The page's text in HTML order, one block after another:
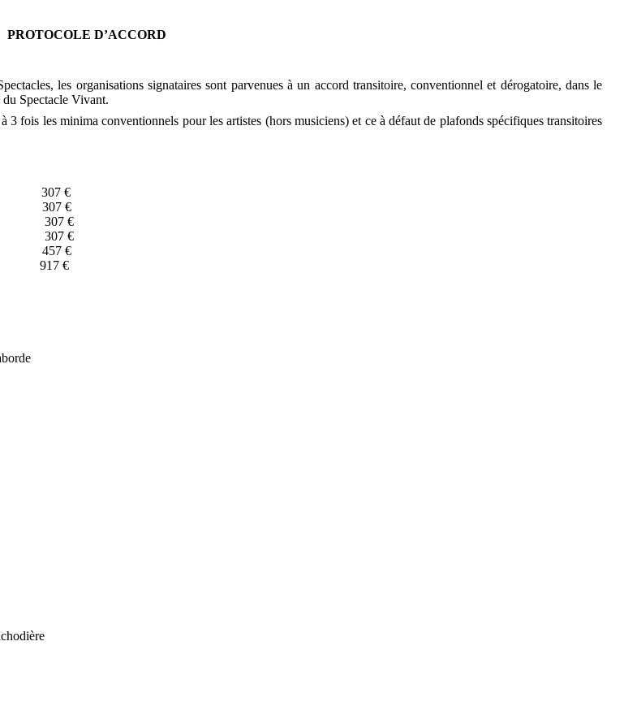
PROTOCOLE D’ACCORD
les organisations signataires sont parvenues à un accord transitoire, conventionnel et dérogatoire, dans le
Spectacle Vivant.
fois les minima conventionnels pour les artistes (hors musiciens) et ce à défaut de plafonds spécifiques transitoires
307 €
307 €
307 €
307 €
457 €
917 €